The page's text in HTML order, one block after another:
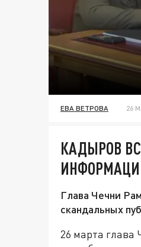
ЕВА ВЕТРОВА 26
КАДЫРОВ
Глава Чечни
скандальных
26 марта глава